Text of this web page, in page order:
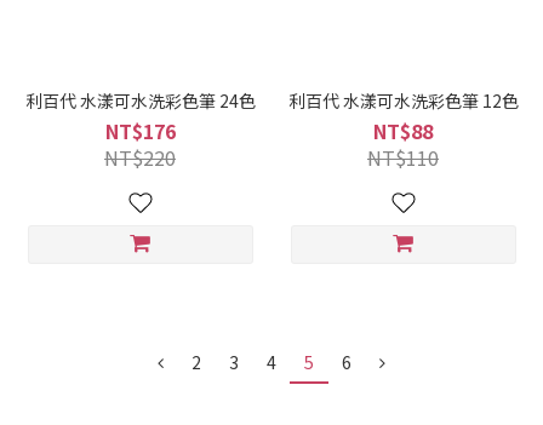
利百代 水漾可水洗彩色筆 24色
NT$176
NT$220
利百代 水漾可水洗彩色筆 12色
NT$88
NT$110
2 3 4 5 6